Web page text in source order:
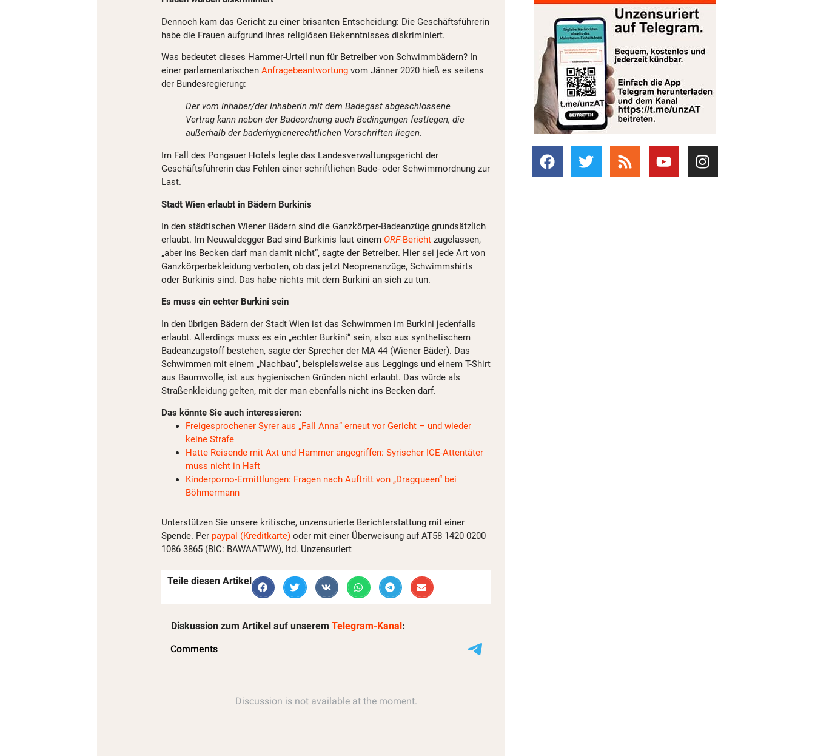
Dennoch kam das Gericht zu einer brisanten Entscheidung: Die Geschäftsführerin
habe die Frauen aufgrund ihres religiösen Bekenntnisses diskriminiert.
Was bedeutet dieses Hammer-Urteil nun für Betreiber von Schwimmbädern? In
einer parlamentarischen Anfragebeantwortung vom Jänner 2020 hieß es seitens
der Bundesregierung:
Der vom Inhaber/der Inhaberin mit dem Badegast abgeschlossene
Vertrag kann neben der Badeordnung auch Bedingungen festlegen, die
außerhalb der bäderhygienerechtlichen Vorschriften liegen.
Im Fall des Pongauer Hotels legte das Landesverwaltungsgericht der
Geschäftsführerin das Fehlen einer schriftlichen Bade- oder Schwimmordnung zur
Last.
Stadt Wien erlaubt in Bädern Burkinis
In den städtischen Wiener Bädern sind die Ganzkörper-Badeanzüge grundsätzlich
erlaubt. Im Neuwaldegger Bad sind Burkinis laut einem ORF-Bericht zugelassen,
„aber ins Becken darf man damit nicht“, sagte der Betreiber. Hier sei jede Art von
Ganzkörperbekleidung verboten, ob das jetzt Neoprenanzüge, Schwimmshirts
oder Burkinis sind. Das habe nichts mit dem Burkini an sich zu tun.
Es muss ein echter Burkini sein
In den übrigen Bädern der Stadt Wien ist das Schwimmen im Burkini jedenfalls
erlaubt. Allerdings muss es ein „echter Burkini“ sein, also aus synthetischem
Badeanzugstoff bestehen, sagte der Sprecher der MA 44 (Wiener Bäder). Das
Schwimmen mit einem „Nachbau“, beispielsweise aus Leggings und einem T-Shirt
aus Baumwolle, ist aus hygienischen Gründen nicht erlaubt. Das würde als
Straßenkleidung gelten, mit der man ebenfalls nicht ins Becken darf.
Das könnte Sie auch interessieren:
Freigesprochener Syrer aus „Fall Anna“ erneut vor Gericht – und wieder
keine Strafe
Hatte Reisende mit Axt und Hammer angegriffen: Syrischer ICE-Attentäter
muss nicht in Haft
Kinderporno-Ermittlungen: Fragen nach Auftritt von „Dragqueen“ bei
Böhmermann
Unterstützen Sie unsere kritische, unzensurierte Berichterstattung mit einer
Spende. Per paypal (Kreditkarte) oder mit einer Überweisung auf AT58 1420 0200
1086 3865 (BIC: BAWAATWW), ltd. Unzensuriert
Teile diesen Artikel
Diskussion zum Artikel auf unserem Telegram-Kanal: